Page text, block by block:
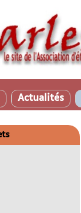
Actualités